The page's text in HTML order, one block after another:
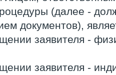
(далее -
документов),
заявителя -
заявителя -